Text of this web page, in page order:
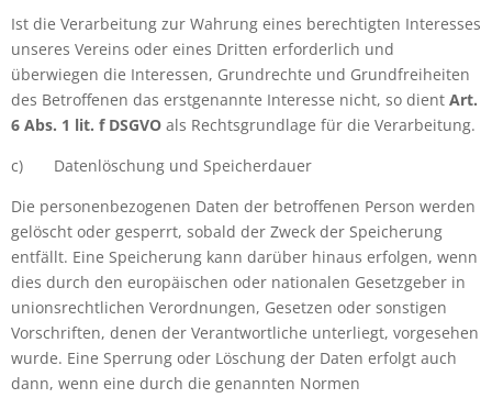
Ist die Verarbeitung zur Wahrung eines berechtigten Interesses
unseres Vereins oder eines Dritten erforderlich und
überwiegen die Interessen, Grundrechte und Grundfreiheiten
des Betroffenen das erstgenannte Interesse nicht, so dient Art.
6 Abs. 1 lit. f DSGVO als Rechtsgrundlage für die Verarbeitung.
c) Datenlöschung und Speicherdauer
Die personenbezogenen Daten der betroffenen Person werden
gelöscht oder gesperrt, sobald der Zweck der Speicherung
entfällt. Eine Speicherung kann darüber hinaus erfolgen, wenn
dies durch den europäischen oder nationalen Gesetzgeber in
unionsrechtlichen Verordnungen, Gesetzen oder sonstigen
Vorschriften, denen der Verantwortliche unterliegt, vorgesehen
wurde. Eine Sperrung oder Löschung der Daten erfolgt auch
dann, wenn eine durch die genannten Normen